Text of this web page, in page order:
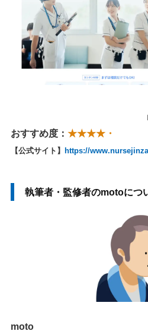
おすすめ度： ★★★★・
【公式サイト】 https://
執筆者・監修者のmotoにつ
moto